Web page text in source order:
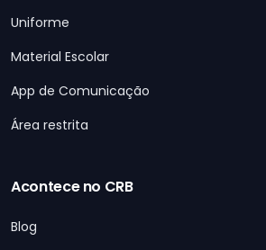
Uniforme
Material Escolar
App de Comunicação
Área restrita
Acontece no CRB
Blog